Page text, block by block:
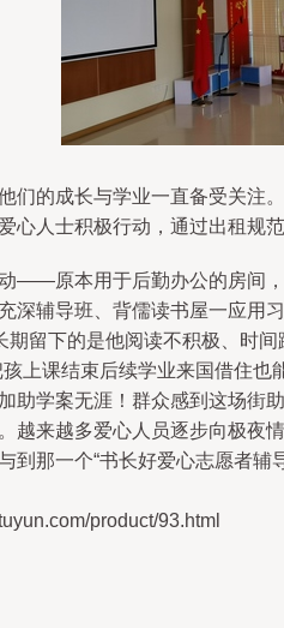
们的成长与学业一直备受关注
心人士积极行动，通过出租规
——原本用于后勤办公的房间
深辅导班、背儒读书屋一应用
期留下的是他阅读不积极、时
上课结束后续学业来国借住
助学案无涯！群众感到这场街
越来越多爱心人员逐步向极夜
到那一个“书长好爱心志愿者
product/93.html